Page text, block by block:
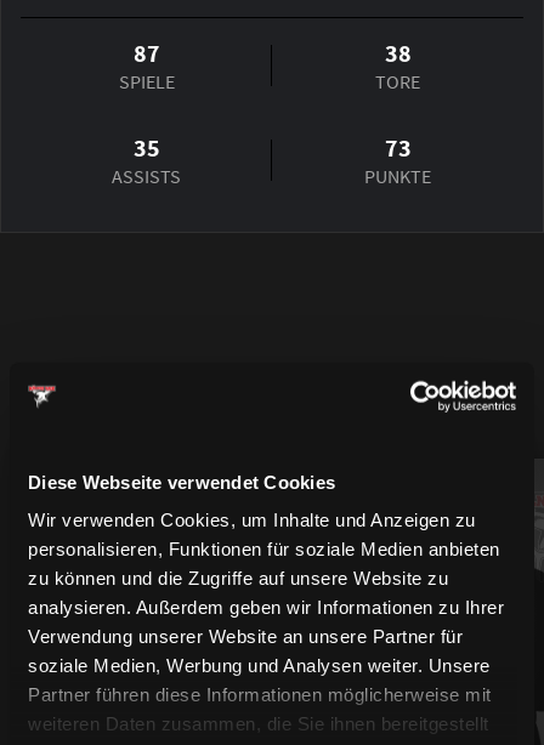
Diese Webseite verwendet Cookies
Wir verwenden Cookies, um Inhalte und Anzeigen zu
personalisieren, Funktionen für soziale Medien anbieten
zu können und die Zugriffe auf unsere Website zu
analysieren. Außerdem geben wir Informationen zu Ihrer
Verwendung unserer Website an unsere Partner für
soziale Medien, Werbung und Analysen weiter. Unsere
Partner führen diese Informationen möglicherweise mit
weiteren Daten zusammen, die Sie ihnen bereitgestellt
87
SPIELE
38
TORE
35
ASSISTS
73
PUNKTE
MEHR SPIELER
94 61